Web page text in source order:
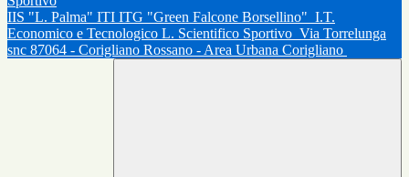
IIS "L. Palma" ITI ITG "Green Falcone Borsellino" I.T.
Economico e Tecnologico L. Scientifico Sportivo Via Torrelunga
snc 87064 - Corigliano Rossano - Area Urbana Corigliano